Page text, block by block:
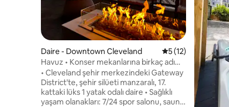
Daire - Downtown Cleveland 5 üzerinden
5 (12)
Havuz • Konser mekanlarına birkaç adım
• Stadyumlar • Manzaralar
• Cleveland şehir merkezindeki Gateway
District'te, şehir silüeti manzaralı, 17.
kattaki lüks 1 yatak odalı daire • Sağlıklı
yaşam olanakları: 7/24 spor salonu, sauna,